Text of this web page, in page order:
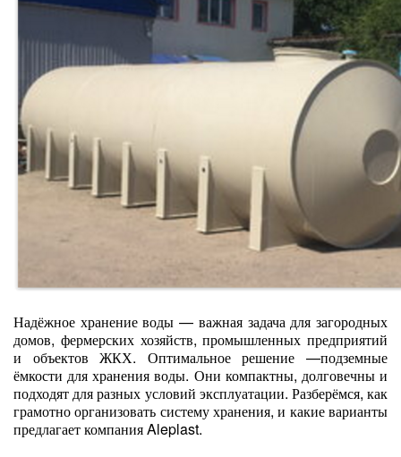
Надёжное хранение воды — важная задача для загородных
домов, фермерских хозяйств, промышленных предприятий
и объектов ЖКХ. Оптимальное решение —подземные
ёмкости для хранения воды. Они компактны, долговечны и
подходят для разных условий эксплуатации. Разберёмся, как
грамотно организовать систему хранения, и какие варианты
предлагает компания Aleplast.